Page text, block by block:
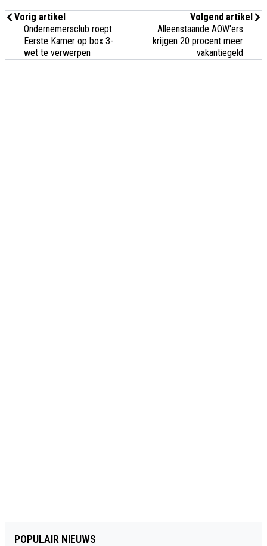
Vorig artikel
Ondernemersclub roept
Eerste Kamer op box 3-
wet te verwerpen
Volgend artikel
Alleenstaande AOW'ers
krijgen 20 procent meer
vakantiegeld
POPULAIR NIEUWS